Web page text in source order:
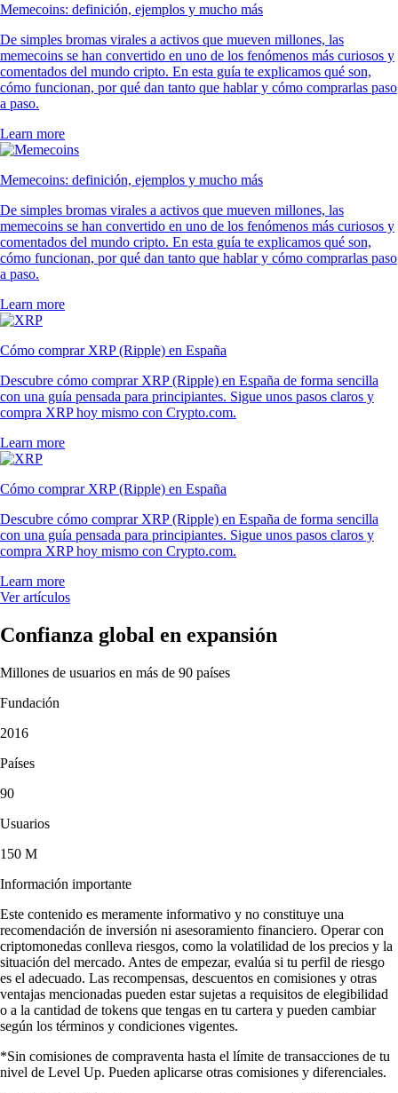
Memecoins: definición, ejemplos y mucho más
De simples bromas virales a activos que mueven millones, las
memecoins se han convertido en uno de los fenómenos más curiosos y
comentados del mundo cripto. En esta guía te explicamos qué son,
cómo funcionan, por qué dan tanto que hablar y cómo comprarlas paso
a paso.
Learn more
Memecoins: definición, ejemplos y mucho más
De simples bromas virales a activos que mueven millones, las
memecoins se han convertido en uno de los fenómenos más curiosos y
comentados del mundo cripto. En esta guía te explicamos qué son,
cómo funcionan, por qué dan tanto que hablar y cómo comprarlas paso
a paso.
Learn more
Cómo comprar XRP (Ripple) en España
Descubre cómo comprar XRP (Ripple) en España de forma sencilla
con una guía pensada para principiantes. Sigue unos pasos claros y
compra XRP hoy mismo con Crypto.com.
Learn more
Cómo comprar XRP (Ripple) en España
Descubre cómo comprar XRP (Ripple) en España de forma sencilla
con una guía pensada para principiantes. Sigue unos pasos claros y
compra XRP hoy mismo con Crypto.com.
Learn more
Ver artículos
Confianza global en expansión
Millones de usuarios en más de 90 países
Fundación
2016
Países
90
Usuarios
150 M
Información importante
Este contenido es meramente informativo y no constituye una
recomendación de inversión ni asesoramiento financiero. Operar con
criptomonedas conlleva riesgos, como la volatilidad de los precios y la
situación del mercado. Antes de empezar, evalúa si tu perfil de riesgo
es el adecuado. Las recompensas, descuentos en comisiones y otras
ventajas mencionadas pueden estar sujetas a requisitos de elegibilidad
o a la cantidad de tokens que tengas en tu cartera y pueden cambiar
según los términos y condiciones vigentes.
*Sin comisiones de compraventa hasta el límite de transacciones de tu
nivel de Level Up. Pueden aplicarse otras comisiones y diferenciales.